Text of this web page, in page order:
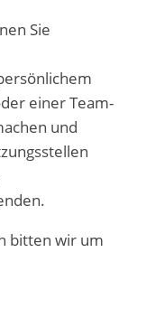
Sie
einer Team-
und
bitten wir um